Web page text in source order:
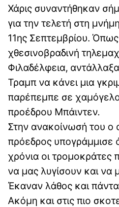
Χάρις συναντήθηκαν
για την τελετή στη
11ης Σεπτεμβρίου. Όπως
χθεσινοβραδινή
Φιλαδέλφεια,
Τραμπ να κάνει μια
παρέπεμπε σε
προέδρου Μπάιντεν.
Στην ανακοίνωσή του ο
πρόεδρος υπογράμμισε
χρόνια οι τρομοκράτες
να μας λυγίσουν και να
Έκαναν λάθος και
Ακόμη και στις πιο